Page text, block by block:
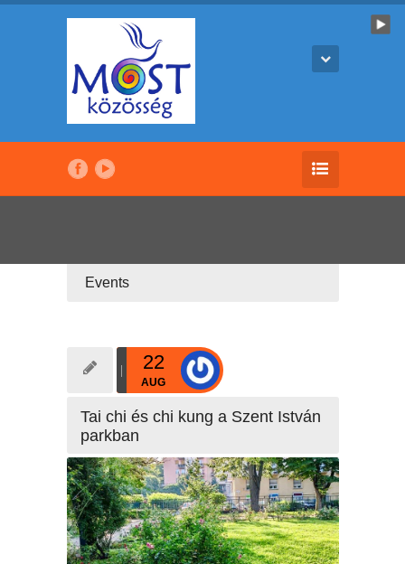
Events
22
AUG
Tai chi és chi kung a Szent István
parkban